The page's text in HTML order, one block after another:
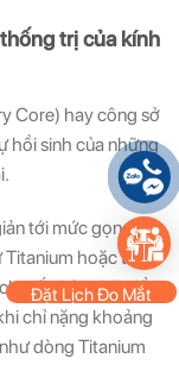
trị của kính
Core) hay công sở
hồi sinh của những
tới mức gọng
Titanium hoặc thép
tiết thừa thãi để
chỉ nặng khoảng
dòng Titanium
Đặt Lịch Đo Mắt